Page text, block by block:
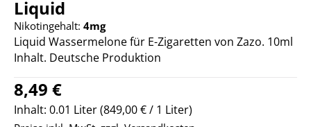
Liquid
Nikotingehalt: 4mg
Liquid Wassermelone für E-Zigaretten von Zazo. 10ml
Inhalt. Deutsche Produktion
Regulärer Preis:
8,49 €
Inhalt: 0.01 Liter(849,00 € / 1 Liter)